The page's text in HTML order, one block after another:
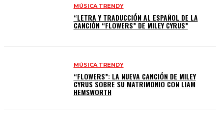
MÚSICA TRENDY
“LETRA Y TRADUCCIÓN AL ESPAÑOL DE LA
CANCIÓN “FLOWERS” DE MILEY CYRUS”
MÚSICA TRENDY
“FLOWERS”: LA NUEVA CANCIÓN DE MILEY
CYRUS SOBRE SU MATRIMONIO CON LIAM
HEMSWORTH